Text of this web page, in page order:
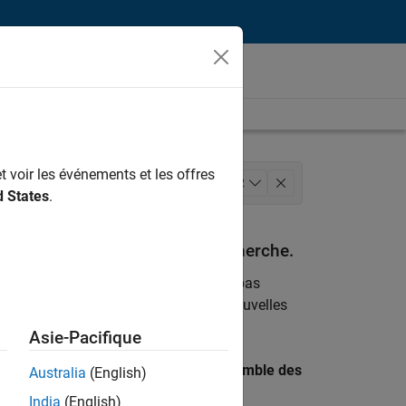
marketing 2
à vos critères de recherche.
. Si malgré tout vous ne trouvez pas
pour vous tenir au courant des nouvelles
par lieu pour trouver l’ensemble des
voir les événements et les offres
States.
Asie-Pacifique
Australia (English)
India (English)